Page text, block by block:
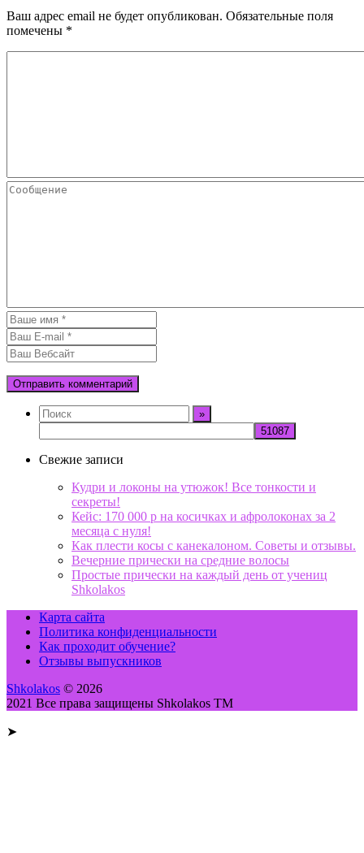
Ваш адрес email не будет опубликован. Обязательные поля
помечены *
Свежие записи
Кудри и локоны на утюжок! Все тонкости и
секреты!
Кейс: 170 000 р на косичках и афролоконах за 2
месяца с нуля!
Как плести косы с канекалоном. Советы и отзывы.
Вечерние прически на средние волосы
Простые прически на каждый день от учениц
Shkolakos
Карта сайта
Политика конфиденциальности
Как проходит обучение?
Отзывы выпускников
Shkolakos © 2026
2021 Все права защищены Shkolakos TM
➤